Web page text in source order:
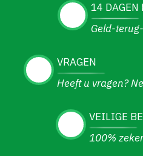
14 DAGEN
Geld-
VRAGEN
Heeft u vragen?
VEILIGE
100%